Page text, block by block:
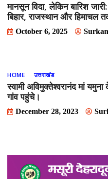
मानसून विदा, लेकिन बारिश
बिहार, राजस्थान और हिमाचल
October 6, 2025
HOME उत्तराखंड
स्वामी अविमुक्तेश्वरानंद मां
गांव पहुंचे।
December 28, 2023